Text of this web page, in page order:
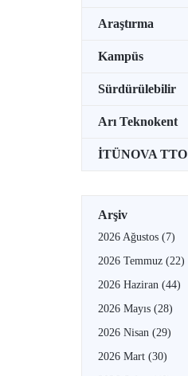
Araştırma
Kampüs
Sürdürülebilir
Arı Teknokent
İTÜNOVA TTO
Arşiv
2026 Ağustos (7)
2026 Temmuz (22)
2026 Haziran (44)
2026 Mayıs (28)
2026 Nisan (29)
2026 Mart (30)